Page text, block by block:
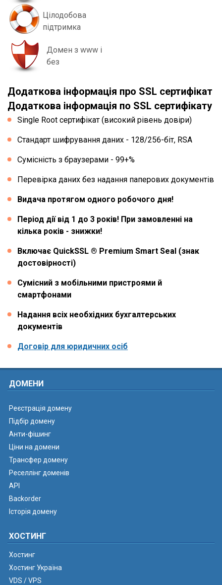
Цілодобова
підтримка
Домен з www і
без
Додаткова інформація про SSL сертифікат
Додаткова інформація по SSL сертифікату
Single Root сертифікат (високий рівень довіри)
Стандарт шифрування даних - 128/256-біт, RSA
Сумісність з браузерами - 99+%
Перевірка даних без надання паперових документів
Видача протягом одного робочого дня!
Період дії від 1 до 3 років! При замовленні на
кілька років - знижки!
Включає QuickSSL ® Premium Smart Seal (знак
достовірності)
Сумісний з мобільними пристроями й
смартфонами
Надання всіх необхідних бухгалтерських
документів
Договір для юридичних осіб
ДОМЕНИ
Реєстрація домену
Підбір домену
Анти-фішинг
Ціни на домени
Трансфер домену
Реселлінг доменів
API
Backorder
Історія домену
ХОСТИНГ
Хостинг
Хостинг Україна
VDS / VPS